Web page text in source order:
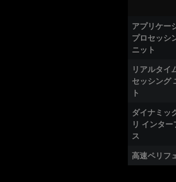
アプリケー
プロセッシ
ニット
リアルタイ
セッシング
ト
ダイナミッ
リ インター
ス
高速ペリフ